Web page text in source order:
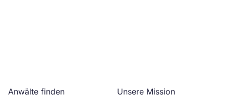
Anwälte finden
Unsere Mission